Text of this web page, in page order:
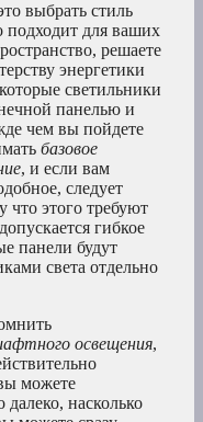
выбрать стиль
подходит для ваших
решаете
энергетики
светильники
панелью и
чем вы пойдете
базовое
, и если вам
следует
что этого требуют
гибкое
панели будут
света отдельно
освещения,
можете
далеко, насколько